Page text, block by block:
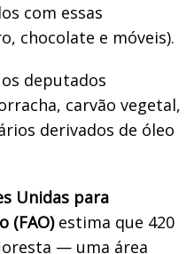
com essas
chocolate e móveis).
deputados
carvão vegetal,
derivados de óleo
Unidas para
(FAO)estima que 420
— uma área